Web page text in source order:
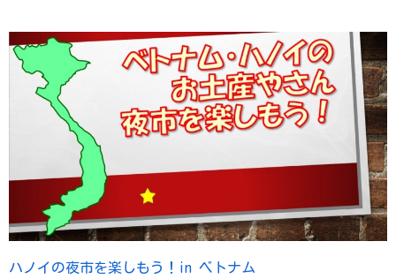
ハノイの夜市を楽しもう！in ベトナム